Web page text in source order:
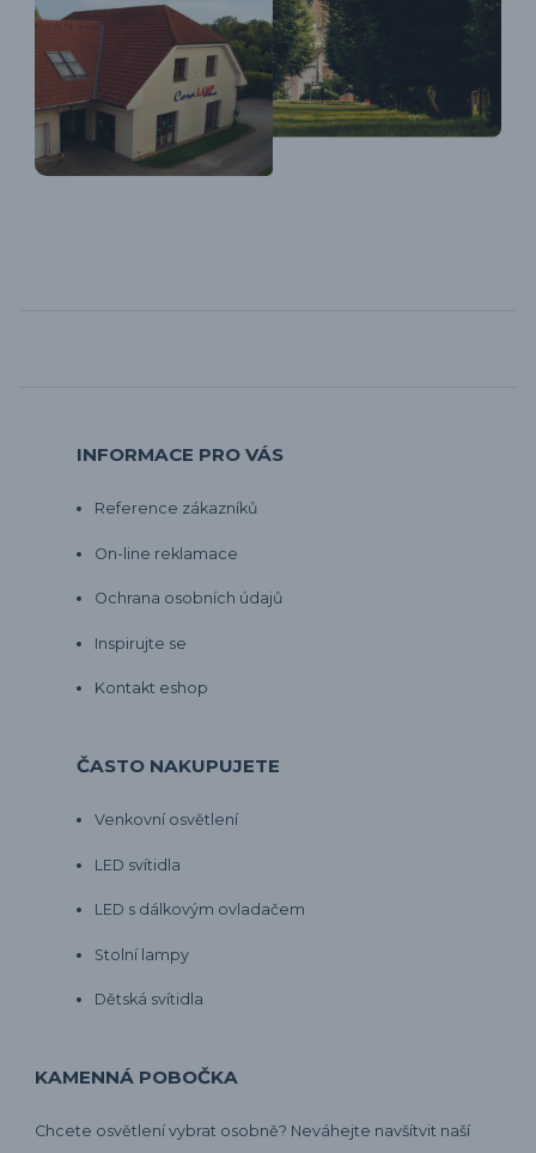
INFORMACE PRO VÁS
Reference zákazníků
On-line reklamace
Ochrana osobních údajů
Inspirujte se
Kontakt eshop
ČASTO NAKUPUJETE
Venkovní osvětlení
LED svítidla
LED s dálkovým ovladačem
Stolní lampy
Dětská svítidla
KAMENNÁ POBOČKA
Chcete osvětlení vybrat osobně? Neváhejte navšítvit naší